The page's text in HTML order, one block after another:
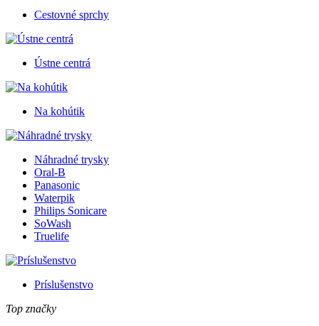
Cestovné sprchy
Ústne centrá
Na kohútik
Náhradné trysky
Oral-B
Panasonic
Waterpik
Philips Sonicare
SoWash
Truelife
Príslušenstvo
Top značky